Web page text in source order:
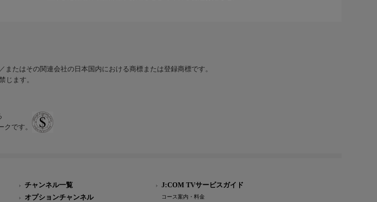
たはその関連会社の日本国内における商標または登録商標です。
じます。
クです。
チャンネル一覧
オプションチャンネル
J:COM TVサービスガイド
コース案内・料金